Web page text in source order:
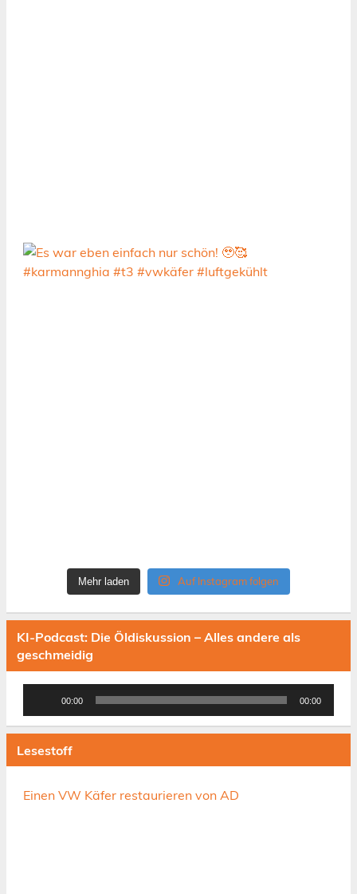
Mehr laden Auf Instagram folgen
KI-Podcast: Die Öldiskussion – Alles andere als
geschmeidig
00:00 00:00
Lesestoff
Einen VW Käfer restaurieren von AD